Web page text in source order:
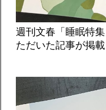
週刊文春「睡眠特
ただいた記事が掲